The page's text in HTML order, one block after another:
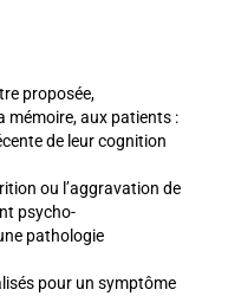
proposée,
mémoire, aux patients :
de leur cognition
ou l’aggravation de
psycho-
pathologie
pour un symptôme